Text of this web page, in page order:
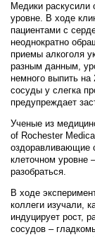
Медики раскусили
уровне. В ходе
пациентами с
неоднократно
приемы алкоголя
разным данным,
немного выпить
сосуды у слегка
предупреждает
Ученые из
of Rochester
оздоравливающие
клеточном
разобраться.
В ходе
коллеги изучали,
индуцирует рост,
сосудов –